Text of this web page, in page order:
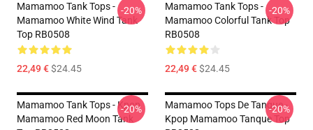
Mamamoo Tank Tops -
Mamamoo White Wind Tank
Top RB0508
22,49 €$24.45
-20%
Mamamoo Tank Tops -
Mamamoo Colorful Tank Top
RB0508
22,49 €$24.45
-20%
Mamamoo Tank Tops - Kpop
Mamamoo Red Moon Tank
-20%
Mamamoo Tops De Tanque -
Kpop Mamamoo Tanque Top
-20%